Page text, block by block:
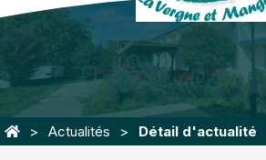
Actualités Détail d'actualité